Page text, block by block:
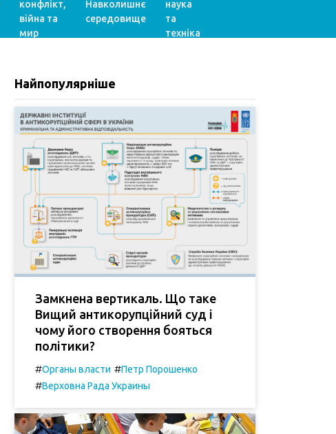
конфлікт,
війна та
мир
Навколишнє
середовище
наука
та
техніка
Найпопулярніше
Замкнена вертикаль. Що таке
Вищий антикорупційний суд і
чому його створення бояться
політики?
#Органы власти #Петр Порошенко
#Верховна Рада Украины